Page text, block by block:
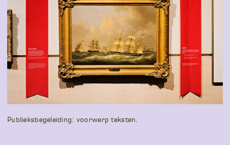
Publieksbegeleiding: voorwerp teksten.